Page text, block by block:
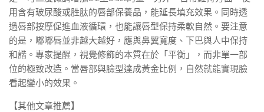
用含有玻尿酸或胜肽的唇部保養品，能延長填充效果。同時透
過唇部按摩促進血液循環，也能讓唇型保持柔軟自然。要注意
的是，嘟嘟唇並非越大越好，應與鼻翼寬度、下巴與人中保持
和諧。專家提醒，視覺修飾的本質在於「平衡」，而非單一部
位的極致改造。當唇部與臉型達成黃金比例，自然就能實現臉
看起變小的效果。
【其他文章推薦】